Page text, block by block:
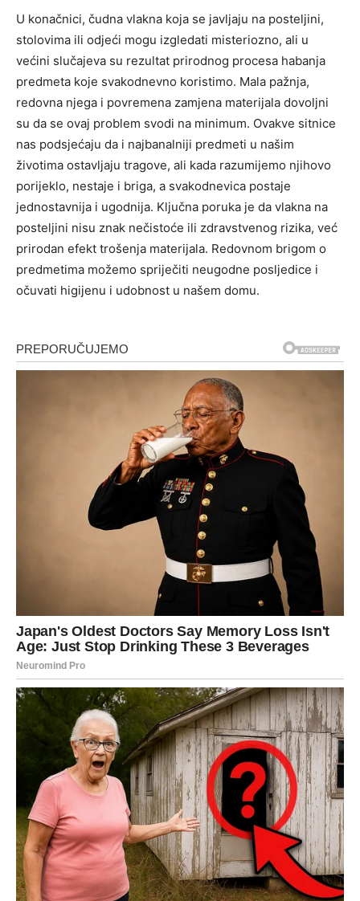
U konačnici, čudna vlakna koja se javljaju na posteljini,
stolovima ili odjeći mogu izgledati misteriozno, ali u
većini slučajeva su rezultat prirodnog procesa habanja
predmeta koje svakodnevno koristimo. Mala pažnja,
redovna njega i povremena zamjena materijala dovoljni
su da se ovaj problem svodi na minimum. Ovakve sitnice
nas podsjećaju da i najbanalniji predmeti u našim
životima ostavljaju tragove, ali kada razumijemo njihovo
porijeklo, nestaje i briga, a svakodnevica postaje
jednostavnija i ugodnija. Ključna poruka je da vlakna na
posteljini nisu znak nečistoće ili zdravstvenog rizika, već
prirodan efekt trošenja materijala. Redovnom brigom o
predmetima možemo spriječiti neugodne posljedice i
očuvati higijenu i udobnost u našem domu.